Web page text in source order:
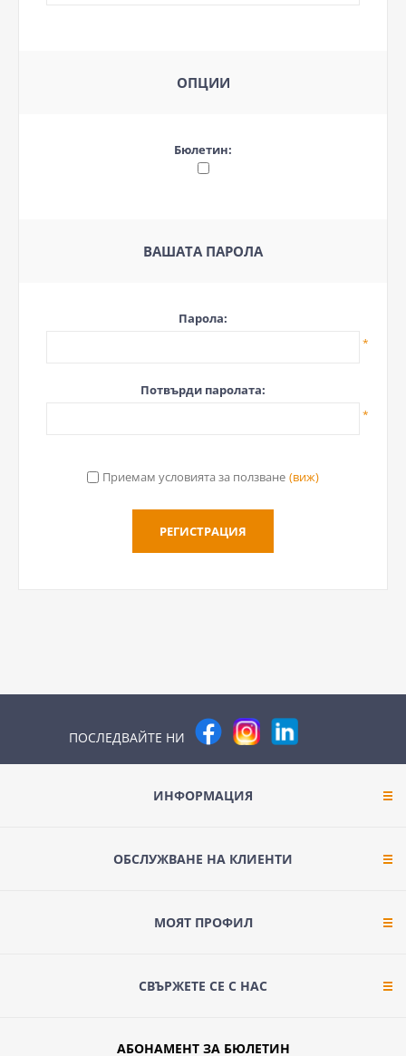
ОПЦИИ
Бюлетин:
ВАШАТА ПАРОЛА
Парола:
*
Потвърди паролата:
*
Приемам условията за ползване (виж)
ПОСЛЕДВАЙТЕ НИ
ИНФОРМАЦИЯ
ОБСЛУЖВАНЕ НА КЛИЕНТИ
МОЯТ ПРОФИЛ
СВЪРЖЕТЕ СЕ С НАС
АБОНАМЕНТ ЗА БЮЛЕТИН